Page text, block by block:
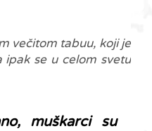
večitom tabuu, koji je
ipak se u celom svetu
muškarci su